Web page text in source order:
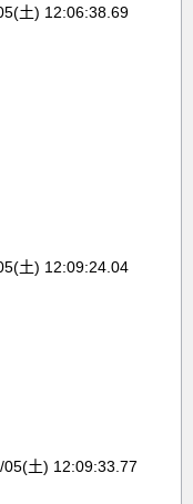
土) 12:06:38.69
土) 12:09:24.04
05(土) 12:09:33.77